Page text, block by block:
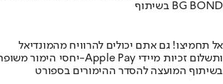
בשיתוף BG BOND
אל תחמיצו! גם אתם יכולים להרוויח מהמונדיאל
יחסי הימור משופרים, הפקדות ב-Apple Pay ותשלום זכיות מיידי
בשיתוף המועצה להסדר ההימורים בספורט